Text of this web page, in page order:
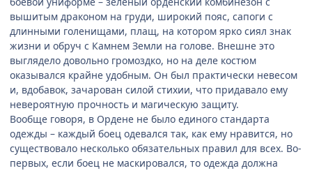
вышитым драконом на груди, широкий пояс, сапоги с
длинными голенищами, плащ, на котором ярко сиял знак
жизни и обруч с Камнем Земли на голове. Внешне это
выглядело довольно громоздко, но на деле костюм
оказывался крайне удобным. Он был практически невесом
и, вдобавок, зачарован силой стихии, что придавало ему
невероятную прочность и магическую защиту.
Вообще говоря, в Ордене не было единого стандарта
одежды – каждый боец одевался так, как ему нравится, но
существовало несколько обязательных правил для всех. Во-
первых, если боец не маскировался, то одежда должна